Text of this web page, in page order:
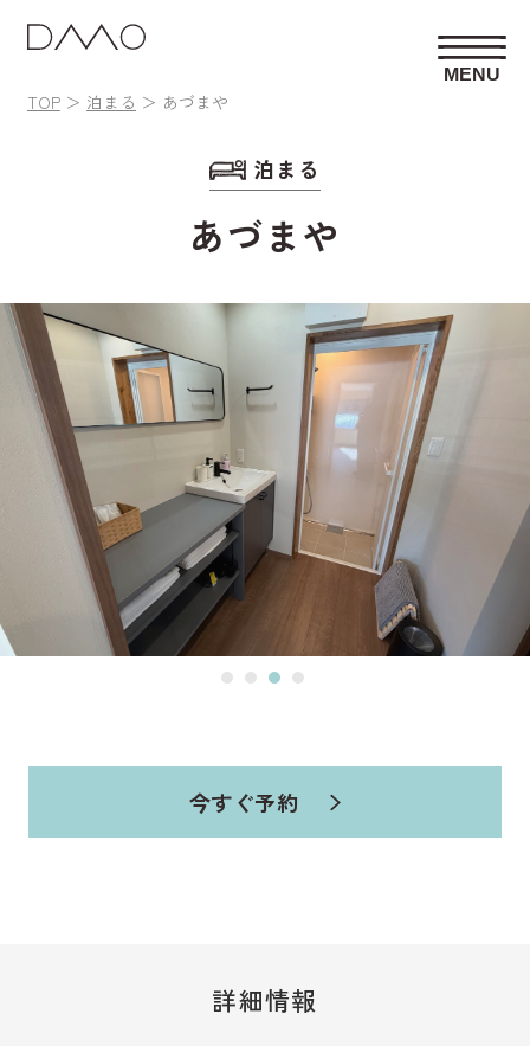
JP 野沢温泉スキー場
お土産・レンタル
他加盟施設
お知らせ
メディア・事業者の皆
求
TOP 泊まる あづまや
MENU
泊まる
あづまや
今すぐ予約
詳細情報